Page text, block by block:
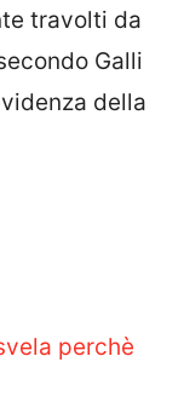
travolti da
Galli
della
perchè